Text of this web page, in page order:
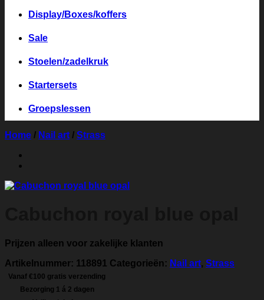
Display/Boxes/koffers
Sale
Stoelen/zadelkruk
Startersets
Groepslessen
Home / Nail art / Strass
Prijzen alleen voor zakelijke klanten
Artikelnummer: 118891 Categorieën: Nail art, Strass
Vanaf €100 gratis verzending
Bezorging 1 á 2 dagen